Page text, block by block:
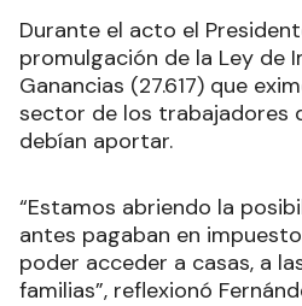
Durante el acto el
promulgación de la Ley de
Ganancias (27.617) que
sector de los trabajadores
debían aportar.
“Estamos abriendo la
antes pagaban en
poder acceder a casas, a
familias”, reflexionó